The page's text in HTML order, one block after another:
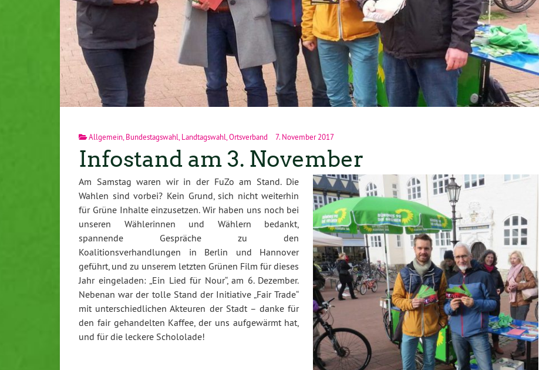
Allgemein,Bundestagswahl,Landtagswahl,Ortsverband 7. November 2017
Infostand am 3. November
Am Samstag waren wir in der FuZo am Stand. Die
Wahlen sind vorbei? Kein Grund, sich nicht weiterhin
für Grüne Inhalte einzusetzen. Wir haben uns noch bei
unseren Wählerinnen und Wählern bedankt,
spannende Gespräche zu den
Koalitionsverhandlungen in Berlin und Hannover
geführt, und zu unserem letzten Grünen Film für dieses
Jahr eingeladen: „Ein Lied für Nour“, am 6. Dezember.
Nebenan war der tolle Stand der Initiative „Fair Trade“
mit unterschiedlichen Akteuren der Stadt – danke für
den fair gehandelten Kaffee, der uns aufgewärmt hat,
und für die leckere Schololade!